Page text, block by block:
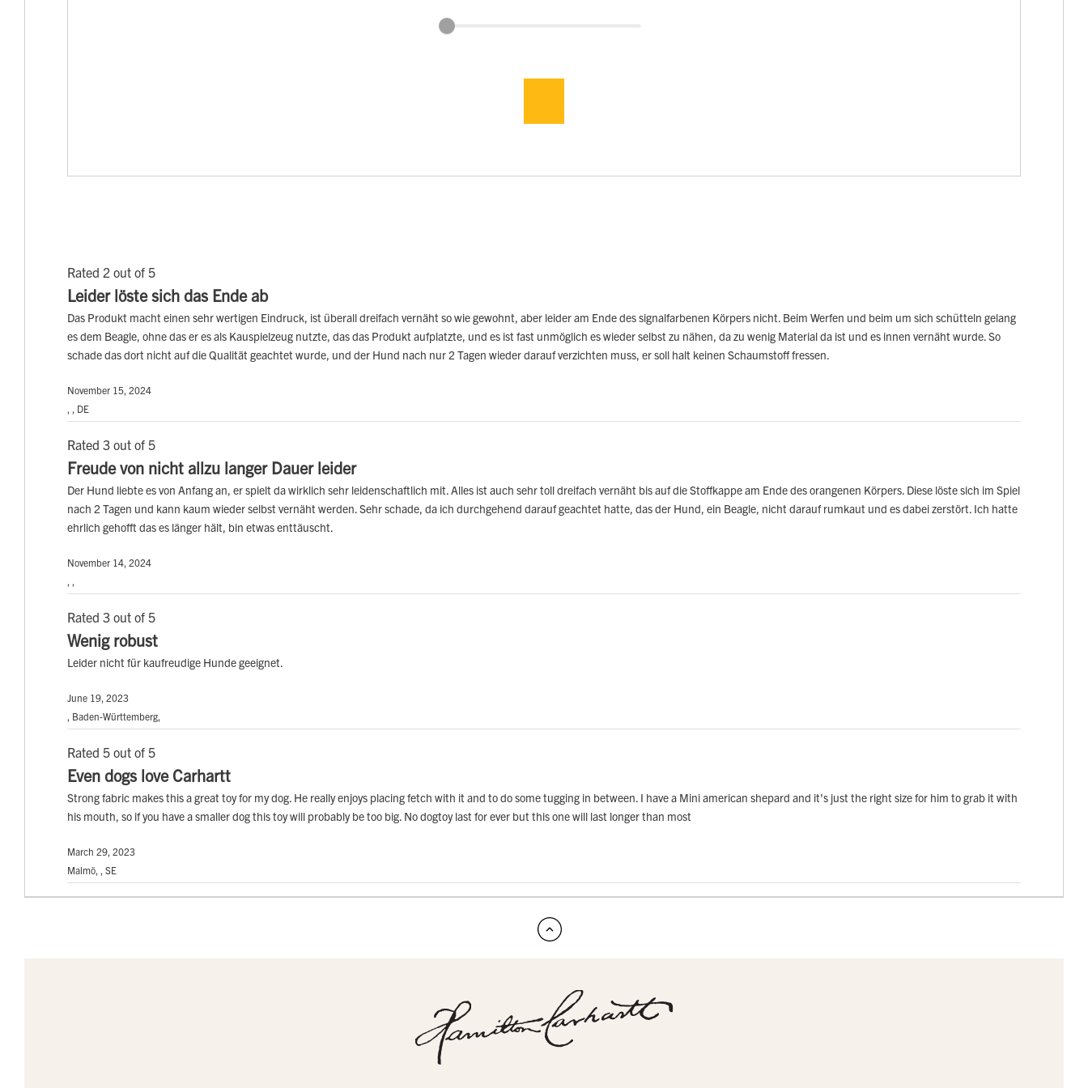
Rated 2 out of 5
Leider löste sich das Ende ab
Das Produkt macht einen sehr wertigen Eindruck, ist überall dreifach vernäht so wie gewohnt, aber leider am Ende des signalfarbenen Körpers nicht. Beim Werfen und beim um sich schütteln gelang
es dem Beagle, ohne das er es als Kauspielzeug nutzte, das das Produkt aufplatzte, und es ist fast unmöglich es wieder selbst zu nähen, da zu wenig Material da ist und es innen vernäht wurde. So
schade das dort nicht auf die Qualität geachtet wurde, und der Hund nach nur 2 Tagen wieder darauf verzichten muss, er soll halt keinen Schaumstoff fressen.
November 15, 2024
, , DE
Rated 3 out of 5
Freude von nicht allzu langer Dauer leider
Der Hund liebte es von Anfang an, er spielt da wirklich sehr leidenschaftlich mit. Alles ist auch sehr toll dreifach vernäht bis auf die Stoffkappe am Ende des orangenen Körpers. Diese löste sich im Spiel
nach 2 Tagen und kann kaum wieder selbst vernäht werden. Sehr schade, da ich durchgehend darauf geachtet hatte, das der Hund, ein Beagle, nicht darauf rumkaut und es dabei zerstört. Ich hatte
ehrlich gehofft das es länger hält, bin etwas enttäuscht.
November 14, 2024
Rated 3 out of 5
Wenig robust
Leider nicht für kaufreudige Hunde geeignet.
June 19, 2023
, Baden-Württemberg,
Rated 5 out of 5
Even dogs love Carhartt
Strong fabric makes this a great toy for my dog. He really enjoys placing fetch with it and to do some tugging in between. I have a Mini american shepard and it's just the right size for him to grab it with
his mouth, so if you have a smaller dog this toy will probably be too big. No dogtoy last for ever but this one will last longer than most
March 29, 2023
Malmö, , SE